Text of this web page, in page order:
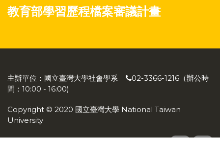
教育部學習歷程檔案審議計畫
主辦單位：國立臺灣大學社會學系
02-3366-1216（辦公時
間：10:00 - 16:00)
Copyright © 2020 國立臺灣大學 National Taiwan
University